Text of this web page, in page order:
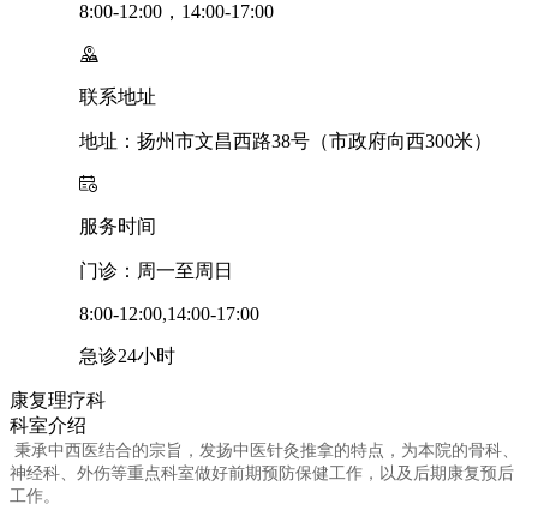
8:00-12:00，14:00-17:00
联系地址
地址：扬州市文昌西路38号（市政府向西300米）
服务时间
门诊：周一至周日
8:00-12:00,14:00-17:00
急诊24小时
康复理疗科
科室介绍
秉承中西医结合的宗旨，发扬中医针灸推拿的特点，为本院的骨科、
神经科、外伤等重点科室做好前期预防保健工作，以及后期康复预后
工作。